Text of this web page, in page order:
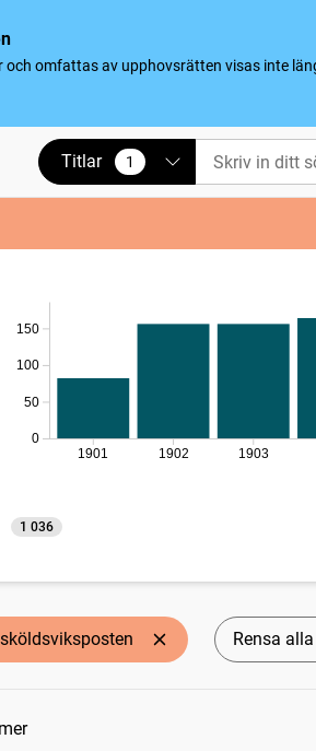
omfattas av upphovsrätten visas inte
Titlar 1
vald
0
50
100
150
1901 1902 1903
1 036
Rensa